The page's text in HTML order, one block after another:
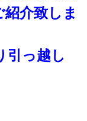
介致しま
引っ越し